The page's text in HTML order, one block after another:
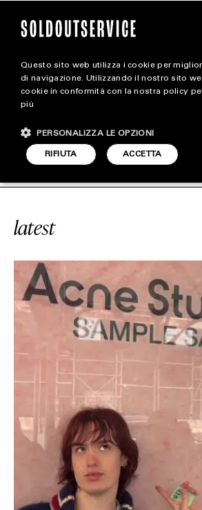
magazine
STYLE
FOOTWEAR
#SAMPLE
latest
Questo sito web utilizza i cookie per
di navigazione. Utilizzando il nostro sito
cookie in conformità con la nostra policy
più
ACCETTA
RIFIUTA
PERSONALIZZA LE OPZIONI